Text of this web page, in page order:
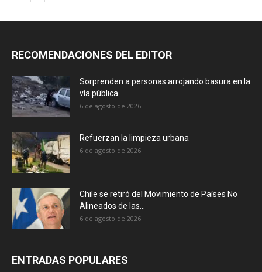
RECOMENDACIONES DEL EDITOR
Sorprenden a personas arrojando basura en la
vía pública
6 de agosto de 2026
Refuerzan la limpieza urbana
6 de agosto de 2026
Chile se retiró del Movimiento de Países No
Alineados de las...
6 de agosto de 2026
ENTRADAS POPULARES